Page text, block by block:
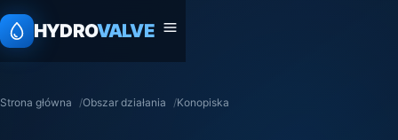
HYDROVALVE
Strona główna Obszar działania Konopiska